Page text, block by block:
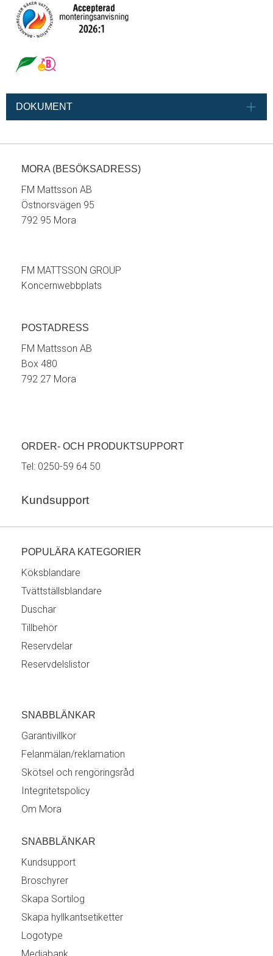
DOKUMENT
MORA (BESÖKSADRESS)
FM Mattsson AB
Östnorsvägen 95
792 95 Mora
FM MATTSSON GROUP
Koncernwebbplats
POSTADRESS
FM Mattsson AB
Box 480
792 27 Mora
ORDER- OCH PRODUKTSUPPORT
Tel: 0250-59 64 50
Kundsupport
POPULÄRA KATEGORIER
Köksblandare
Tvättställsblandare
Duschar
Tillbehör
Reservdelar
Reservdelslistor
SNABBLÄNKAR
Garantivillkor
Felanmälan/reklamation
Skötsel och rengöringsråd
Integritetspolicy
Om Mora
SNABBLÄNKAR
Kundsupport
Broschyrer
Skapa Sortilog
Skapa hyllkantsetiketter
Logotype